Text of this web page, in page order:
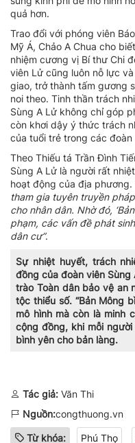
quả hơn.
Trao đổi với phóng viên
Mỹ Á, Chảo A Chua cho
nhiệm cương vị Bí thư Chi
viên Lử cũng luôn nỗ lực
giao, trở thành tấm gương
noi theo. Tinh thần trách
Sùng A Lử không chỉ góp
còn khơi dậy ý thức trách
của tuổi trẻ trong các
Theo Thiếu tá Trần Đình
Sùng A Lử là người rất
hoạt động của địa phương.
tham gia tuyên truyền
cho nhân dân. Nhờ đó,
phạm, các vấn đề phát
dân cư”.
Sự nhiệt huyết, trách
đồng của đoàn viên
trào Toàn dân bảo vệ an
tộc thiểu số. “Bản Mông
mô hình mà còn là minh
cộng đồng, khi mỗi
bình yên cho bản làng.
Tác giả: Văn Thi
Nguồn:congthuong.vn
Từ khóa: Phú Thọ